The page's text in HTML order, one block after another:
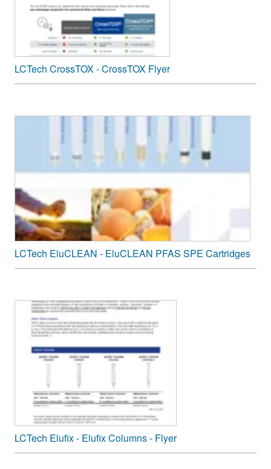
LCTech CrossTOX - CrossTOX Flyer
LCTech EluCLEAN - EluCLEAN PFAS SPE Cartridges
LCTech Elufix - Elufix Columns - Flyer